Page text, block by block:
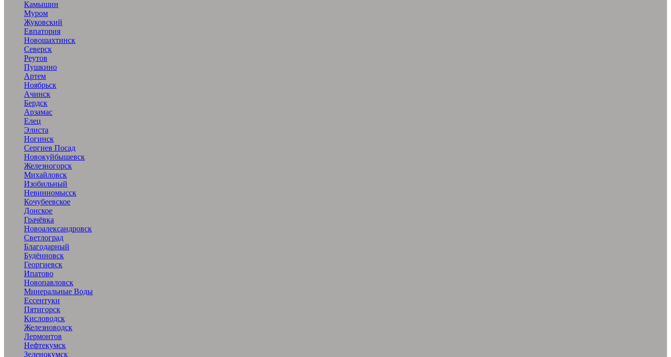
Камышин
Муром
Жуковский
Евпатория
Новошахтинск
Северск
Реутов
Пушкино
Артем
Ноябрьск
Ачинск
Бердск
Арзамас
Елец
Элиста
Ногинск
Сергиев Посад
Новокуйбышевск
Железногорск
Михайловск
Изобильный
Невинномысск
Кочубеевское
Донское
Грачёвка
Новоалександровск
Светлоград
Благодарный
Будённовск
Георгиевск
Ипатово
Новопавловск
Минеральные Воды
Ессентуки
Пятигорск
Кисловодск
Железноводск
Лермонтов
Нефтекумск
Зеленокумск